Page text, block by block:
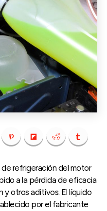
refrigeración del motor
a la pérdida de eficacia
y otros aditivos. El líquido
por el fabricante